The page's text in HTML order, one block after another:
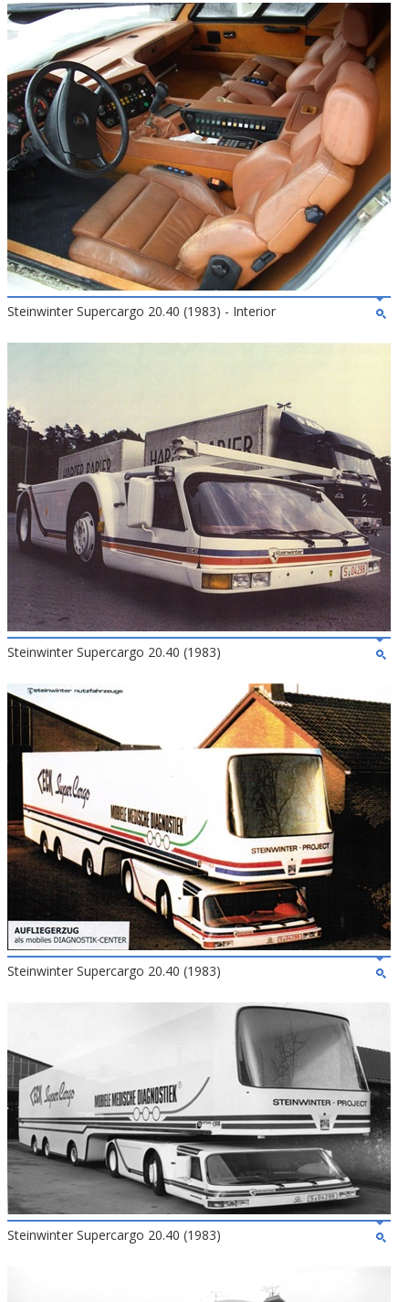
Steinwinter Supercargo 20.40 (1983) - Interior
Steinwinter Supercargo 20.40 (1983)
Steinwinter Supercargo 20.40 (1983)
Steinwinter Supercargo 20.40 (1983)